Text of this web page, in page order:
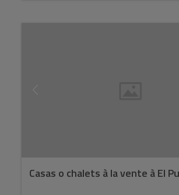
Casas o chalets à la vente à El